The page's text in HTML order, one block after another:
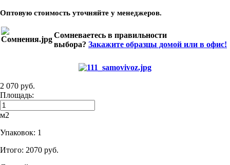
Оптовую стоимость уточняйте у менеджеров.
Сомневаетесь в правильности
выбора? Закажите образцы домой или в офис!
2 070 руб.
Площадь:
м2
Упаковок: 1
Итого: 2070 руб.